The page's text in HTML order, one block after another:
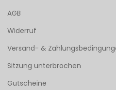
AGB
Widerruf
Versand- &
Sitzung unterbrochen
Gutscheine